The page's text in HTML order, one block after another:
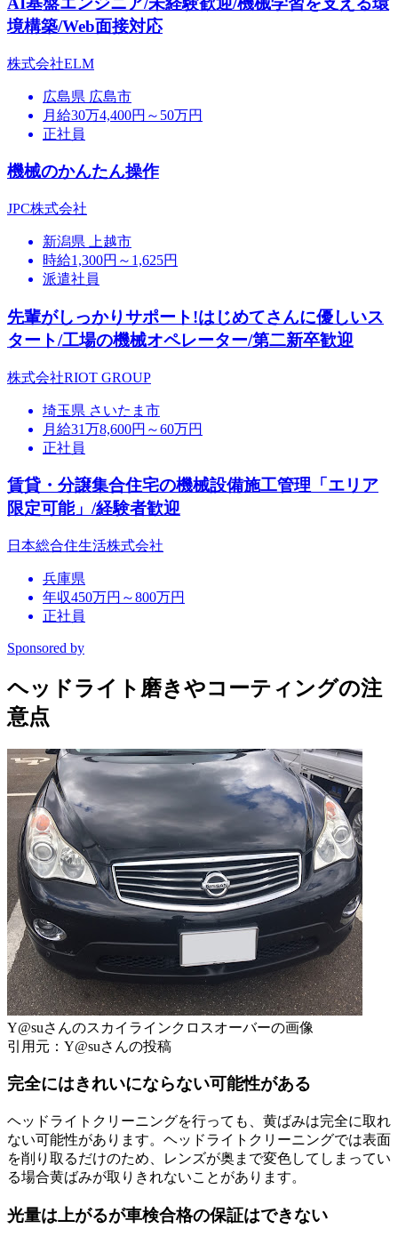
境構築/Web面接対応
株式会社ELM
広島県 広島市
月給30万4,400円～50万円
正社員
機械のかんたん操作
JPC株式会社
新潟県 上越市
時給1,300円～1,625円
派遣社員
先輩がしっかりサポート!はじめてさんに優しいス
タート/工場の機械オペレーター/第二新卒歓迎
株式会社RIOT GROUP
埼玉県 さいたま市
月給31万8,600円～60万円
正社員
賃貸・分譲集合住宅の機械設備施工管理「エリア
限定可能」/経験者歓迎
日本総合住生活株式会社
兵庫県
年収450万円～800万円
正社員
Sponsored by
ヘッドライト磨きやコーティングの注
意点
Y@suさんのスカイラインクロスオーバーの画像
引用元：Y@suさんの投稿
完全にはきれいにならない可能性がある
ヘッドライトクリーニングを行っても、黄ばみは完全に取れ
ない可能性があります。ヘッドライトクリーニングでは表面
を削り取るだけのため、レンズが奥まで変色してしまってい
る場合黄ばみが取りきれないことがあります。
光量は上がるが車検合格の保証はできない